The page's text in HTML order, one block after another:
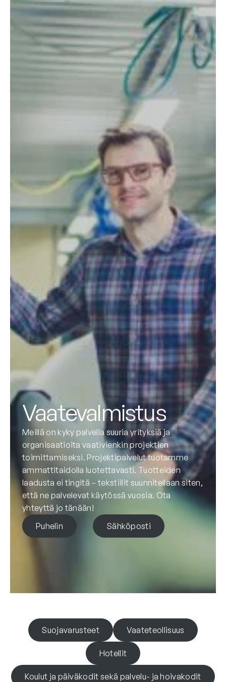
Vaatevalmistus
Meillä on kyky palvella suuria yrityksiä ja
organisaatioita vaativienkin projektien
toimittamiseksi. Projektipalvelut tuotamme
ammattitaidolla luotettavasti. Tuotteiden
laadusta ei tingitä – tekstiilit suunnitellaan siten,
että ne palvelevat käytössä vuosia. Ota
yhteyttä jo tänään!
Puhelin
Sähköposti
Suojavarusteet Vaateteollisuus
Hotellit
Koulut ja päiväkodit sekä palvelu- ja hoivakodit